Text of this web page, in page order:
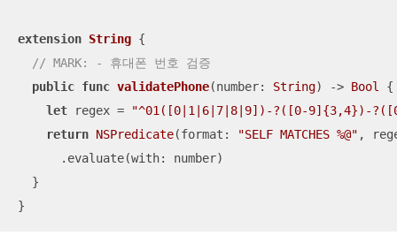
extension String {
// MARK: - 휴대폰 번호 검증
public func validatePhone(number: String) -> Bool {
let regex =
"^01([0|1|6|7|8|9])-?([0-9]{3,4})-
return NSPredicate(format: "SELF MATCHES %@" ,
      .evaluate(with: number)
  }
}